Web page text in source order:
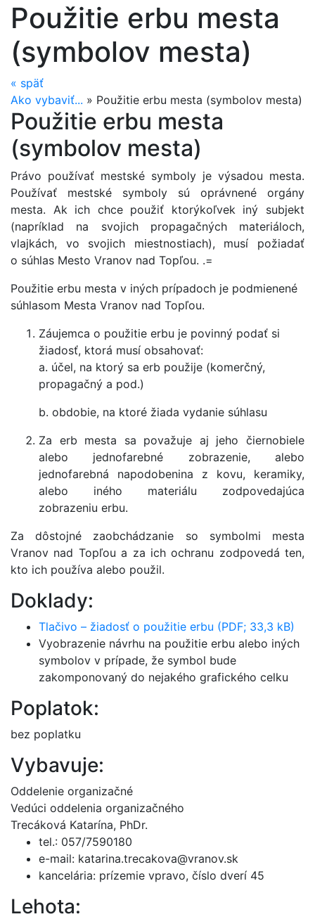
Použitie erbu mesta
(symbolov mesta)
« späť
Ako vybaviť... » Použitie erbu mesta (symbolov mesta)
Použitie erbu mesta
(symbolov mesta)
Právo používať mestské symboly je výsadou mesta.
Používať mestské symboly sú oprávnené orgány
mesta. Ak ich chce použiť ktorýkoľvek iný subjekt
(napríklad na svojich propagačných materiáloch,
vlajkách, vo svojich miestnostiach), musí požiadať
o súhlas Mesto Vranov nad Topľou. .=
Použitie erbu mesta v iných prípadoch je podmienené
súhlasom Mesta Vranov nad Topľou.
Záujemca o použitie erbu je povinný podať si
žiadosť, ktorá musí obsahovať:
a. účel, na ktorý sa erb použije (komerčný,
propagačný a pod.)
b. obdobie, na ktoré žiada vydanie súhlasu
Za erb mesta sa považuje aj jeho čiernobiele
alebo jednofarebné zobrazenie, alebo
jednofarebná napodobenina z kovu, keramiky,
alebo iného materiálu zodpovedajúca
zobrazeniu erbu.
Za dôstojné zaobchádzanie so symbolmi mesta
Vranov nad Topľou a za ich ochranu zodpovedá ten,
kto ich používa alebo použil.
Doklady:
Tlačivo – žiadosť o použitie erbu (PDF; 33,3 kB)
Vyobrazenie návrhu na použitie erbu alebo iných
symbolov v prípade, že symbol bude
zakomponovaný do nejakého grafického celku
Poplatok:
bez poplatku
Vybavuje:
Oddelenie organizačné
Vedúci oddelenia organizačného
Trecáková Katarína, PhDr.
tel.: 057/7590180
e-mail: katarina.trecakova@vranov.sk
kancelária: prízemie vpravo, číslo dverí 45
Lehota: